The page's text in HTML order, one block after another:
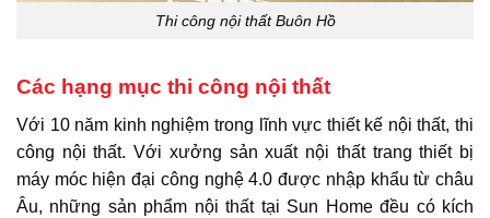
Thi công nội thấtBuôn Hồ
Các hạng mục thi công nội thất
Với 10 năm kinh nghiệm trong lĩnh vực thiết kế nội thất, thi
công nội thất. Với xưởng sản xuất nội thấttrang thiết bị
máy móc hiện đại công nghệ 4.0 được nhập khẩu từ châu
Âu, những sản phẩm nội thất tại Sun Home đều có kích